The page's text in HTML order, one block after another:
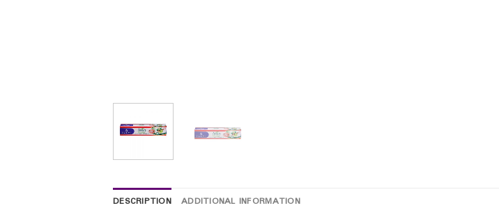
DESCRIPTION ADDITIONAL INFORMATION